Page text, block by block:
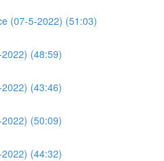
(07-5-2022) (51:03)
(48:59)
(43:46)
(50:09)
(44:32)